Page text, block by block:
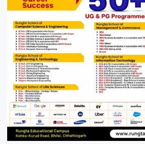
सुप्रीम कोर्ट का समय रैना समेत 6
कॉमेडियन्स...
रूंगटा यूनिवर्सिटी के फिल्म
फेस्टिवल में पहुंची चक...
राष्ट्रीय नृत्य महोत्सव में चमका
भिलाई का हुनर,...